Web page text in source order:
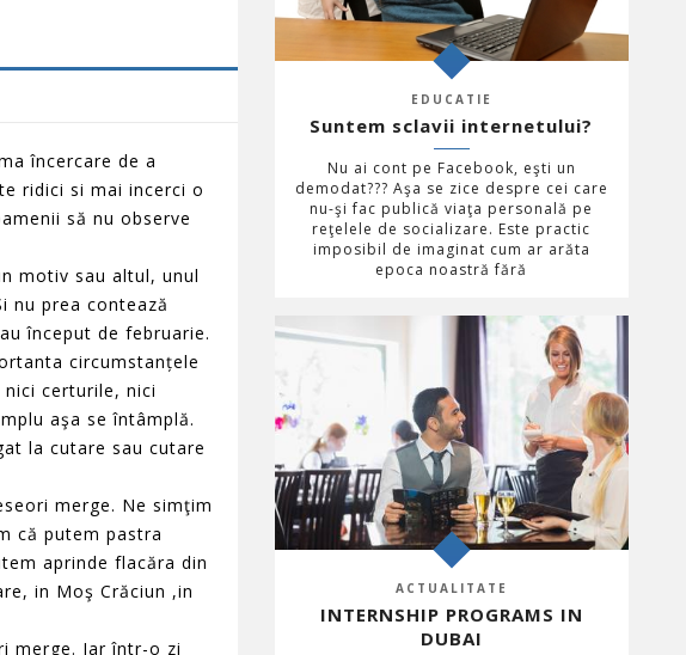
încercare de a
ridici si mai incerci o
să nu observe
motiv sau altul, unul
nu prea contează
început de februarie.
circumstanțele
certurile, nici
aşa se întâmplă.
la cutare sau cutare
merge. Ne simţim
că putem pastra
aprinde flacăra din
in Moş Crăciun ,in
merge. Iar într-o zi
EDUCATIE
Suntem sclavii internetului?
Nu ai cont pe Facebook, eşti un
demodat??? Aşa se zice despre cei care
nu-şi fac publică viaţa personală pe
reţelele de socializare. Este practic
imposibil de imaginat cum ar arăta
epoca noastră fără
ACTUALITATE
INTERNSHIP PROGRAMS IN
DUBAI